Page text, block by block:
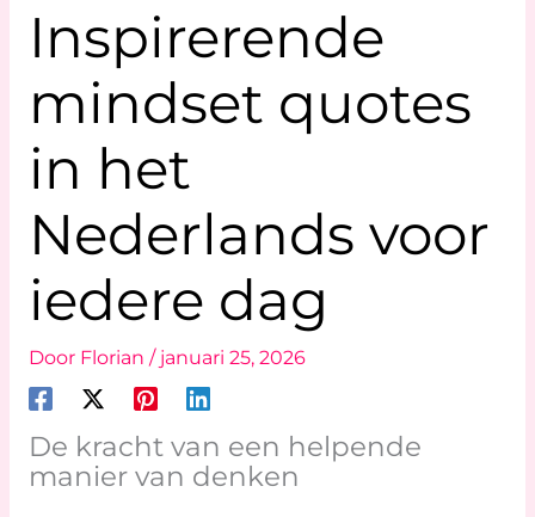
Inspirerende
mindset quotes
in het
Nederlands voor
iedere dag
Door Florian / januari 25, 2026
De kracht van een helpende
manier van denken